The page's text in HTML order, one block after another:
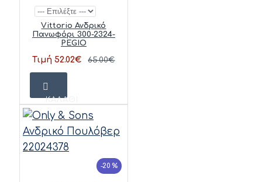
Vittorio Ανδρικό
Πανωφόρι 300-2324-
PEGIO
Τιμή 52.02€ 65.00€
ΚΑΛΆΘΙ
-20 %